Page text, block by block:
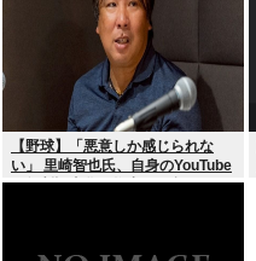
【野球】「悪意しか感じられな
い」 里崎智也氏、自身のYouTube
の無断記事化へ物申す… 語るメデ